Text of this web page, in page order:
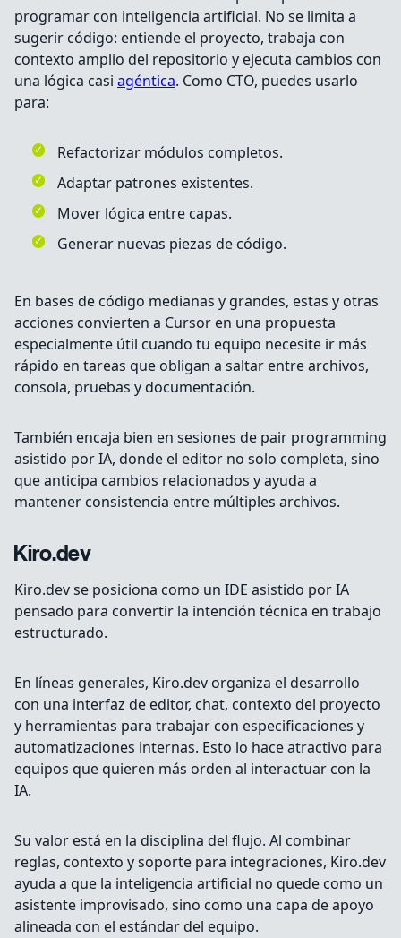
programar con inteligencia artificial. No se limita a
sugerir código: entiende el proyecto, trabaja con
contexto amplio del repositorio y ejecuta cambios con
una lógica casi agéntica. Como CTO, puedes usarlo
para:
Refactorizar módulos completos.
Adaptar patrones existentes.
Mover lógica entre capas.
Generar nuevas piezas de código.
En bases de código medianas y grandes, estas y otras
acciones convierten a Cursor en una propuesta
especialmente útil cuando tu equipo necesite ir más
rápido en tareas que obligan a saltar entre archivos,
consola, pruebas y documentación.
También encaja bien en sesiones de pair programming
asistido por IA, donde el editor no solo completa, sino
que anticipa cambios relacionados y ayuda a
mantener consistencia entre múltiples archivos.
Kiro.dev
Kiro.dev se posiciona como un IDE asistido por IA
pensado para convertir la intención técnica en trabajo
estructurado.
En líneas generales, Kiro.dev organiza el desarrollo
con una interfaz de editor, chat, contexto del proyecto
y herramientas para trabajar con especificaciones y
automatizaciones internas. Esto lo hace atractivo para
equipos que quieren más orden al interactuar con la
IA.
Su valor está en la disciplina del flujo. Al combinar
reglas, contexto y soporte para integraciones, Kiro.dev
ayuda a que la inteligencia artificial no quede como un
asistente improvisado, sino como una capa de apoyo
alineada con el estándar del equipo.